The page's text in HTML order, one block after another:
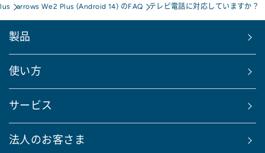
arrows We2 Plus (Android 14) のFAQ テレビ電話に対応していますか？
製品
使い方
サービス
法人のお客さま